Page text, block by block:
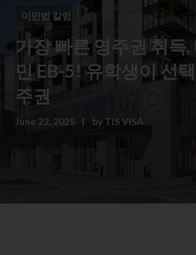
이민법 칼럼
가장 빠른 영주권 취득,
민 EB-5! 유학생이 선
주권
June 22, 2025 by TIS VISA